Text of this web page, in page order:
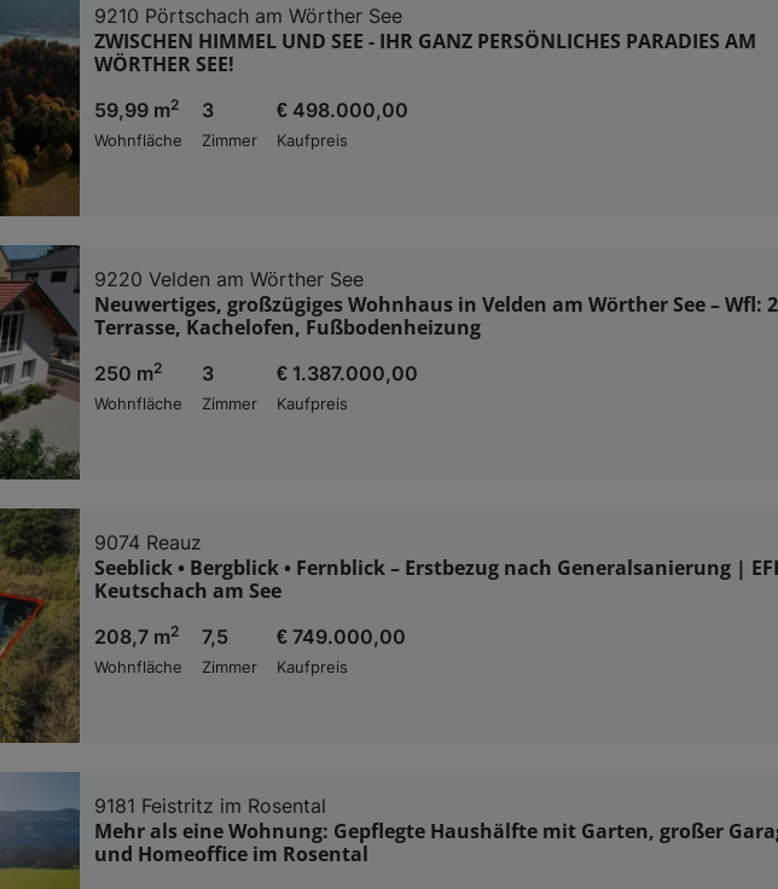
9210 Pörtschach am Wörther See
ZWISCHEN HIMMEL UND SEE - IHR GANZ PERSÖNLICHES PARADIES AM
WÖRTHER SEE!
59,99 m2
Wohnfläche
3
Zimmer
€ 498.000,00
Kaufpreis
9220 Velden am Wörther See
Neuwertiges, großzügiges Wohnhaus in Velden am Wörther See – Wfl:
Terrasse, Kachelofen, Fußbodenheizung
250 m2
Wohnfläche
3
Zimmer
€ 1.387.000,00
Kaufpreis
9074 Reauz
Seeblick • Bergblick • Fernblick – Erstbezug nach Generalsanierung |
Keutschach am See
208,7 m2
Wohnfläche
7,5
Zimmer
€ 749.000,00
Kaufpreis
9181 Feistritz im Rosental
Mehr als eine Wohnung: Gepflegte Haushälfte mit Garten, großer
und Homeoffice im Rosental